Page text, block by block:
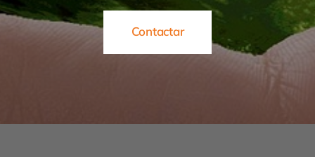
Contactar